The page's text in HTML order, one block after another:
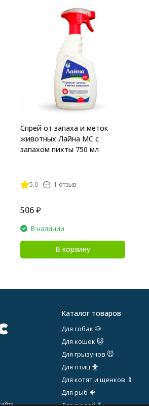
Спрей от запаха и меток
животных Лайна МС с
запахом пихты 750 мл
5.0 1 отзыв
506₽
В наличии
В корзину
Каталог товаров
Для собак 🐶
Для кошек 🐱
Для грызунов 🐭
Для птиц 🐥
Для котят и щенков 🍼
Для рыб 🐠